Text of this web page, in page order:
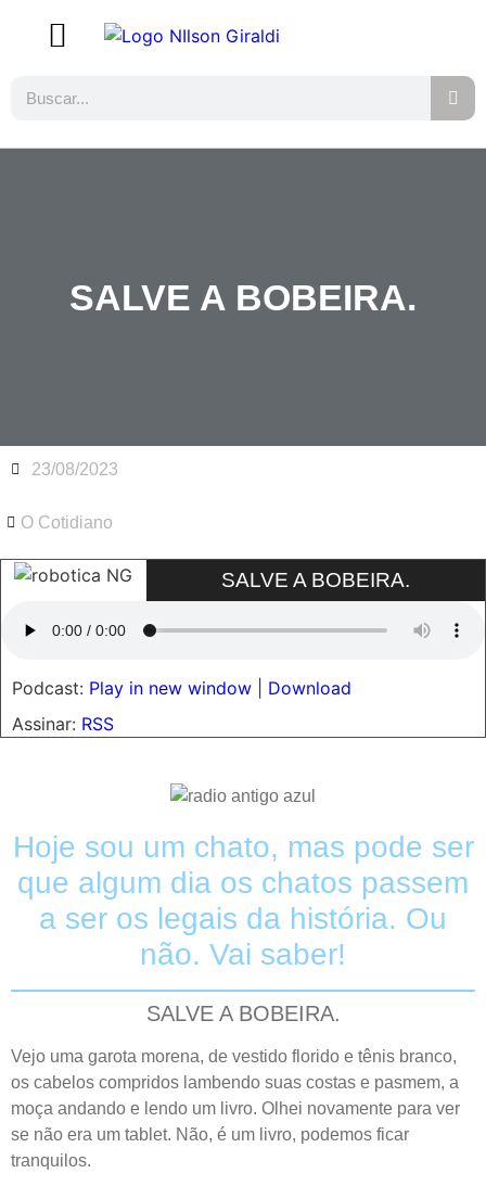
SALVE A BOBEIRA.
23/08/2023
O Cotidiano
SALVE A BOBEIRA.
Podcast: Play in new window
Download
Assinar: RSS
Hoje sou um chato, mas pode ser
que algum dia os chatos passem
a ser os legais da história. Ou
não. Vai saber!
SALVE A BOBEIRA.
Vejo uma garota morena, de vestido florido e tênis branco,
os cabelos compridos lambendo suas costas e pasmem, a
moça andando e lendo um livro. Olhei novamente para ver
se não era um tablet. Não, é um livro, podemos ficar
tranquilos.